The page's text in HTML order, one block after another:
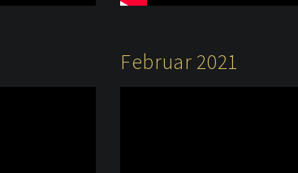
Februar 2021